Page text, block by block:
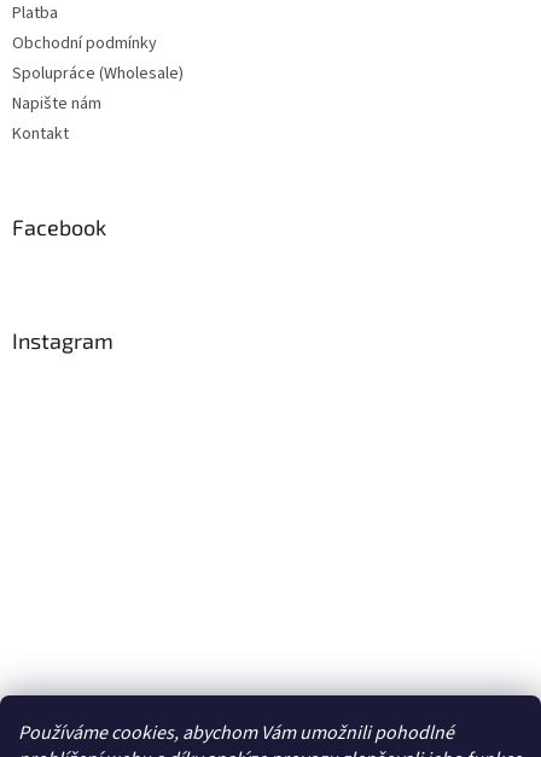
Používáme cookies, abychom Vám umožnili pohodlné
Platba
Obchodní podmínky
Spolupráce (Wholesale)
Napište nám
Kontakt
Facebook
Instagram